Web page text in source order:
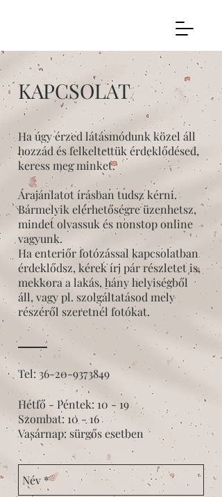
KAPCSOLAT
Ha úgy érzed látásmódunk közel áll
hozzád és felkeltettük érdeklődésed,
keress meg minket.
Árajánlatot írásban tudsz kérni.
Bármelyik elérhetőségre üzenhetsz,
mindet olvassuk és nonstop online
vagyunk.
Ha enteriőr fotózással kapcsolatban
érdeklődsz, kérek írj pár részletet is,
mekkora a lakás, hány helyiségből
áll, vagy pl. szolgáltatásod mely
részéről szeretnél fotókat.
Tel: 36-20-9373849
Hétfő - Péntek: 10 - 19
Szombat: 10 - 16
Vasárnap: sürgős esetben